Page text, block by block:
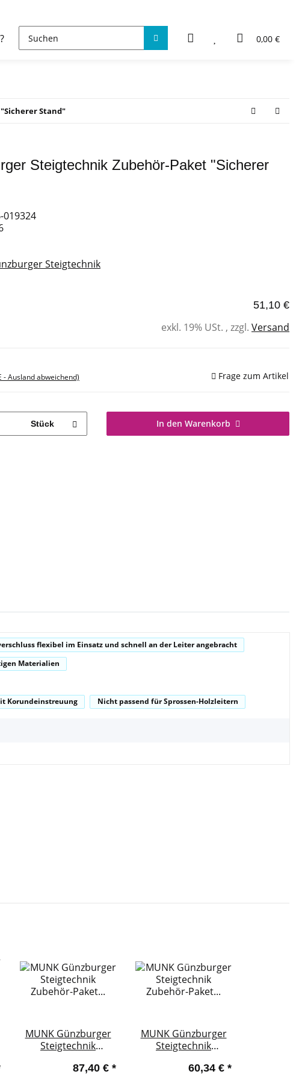
0,00 €
Stand"
Steigtechnik Zubehör-Paket "Sicherer
019324
Steigtechnik
51,10 €
exkl. 19% USt. , zzgl. Versand
- Ausland abweichend) Frage zum Artikel
Stück In den Warenkorb
flexibel im Einsatz und schnell an der Leiter angebracht
Materialien
Korundeinstreuung
Nicht passend für Sprossen-Holzleitern
MUNK Günzburger
Steigtechnik
"TRBS-Kit"87,40 € *
MUNK Günzburger
Steigtechnik
"Praktische Helfer 1"
60,34 € *